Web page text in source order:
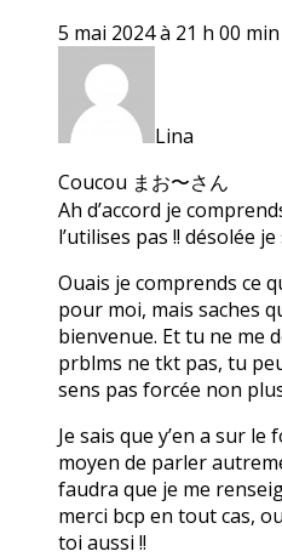
5 mai 2024 à 21 h 00 min
Lina
Coucou まお〜さん
Ah d’accord je
l’utilises pas !! désolée
Ouais je comprends ce
pour moi, mais saches
bienvenue. Et tu ne me
prblms ne tkt pas, tu
sens pas forcée non
Je sais que y’en a sur
moyen de parler
faudra que je me
merci bcp en tout cas,
toi aussi !!